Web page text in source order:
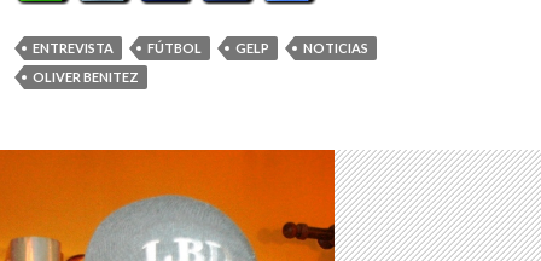
ENTREVISTA FÚTBOL GELP
NOTICIAS
OLIVER BENITEZ